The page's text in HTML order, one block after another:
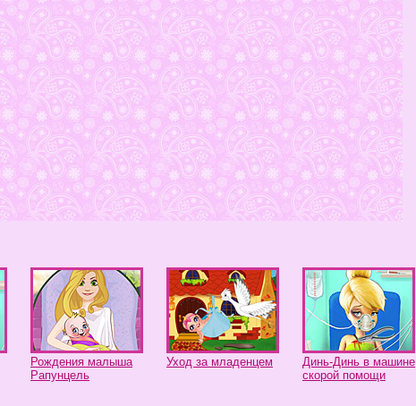
Рождения малыша
Рапунцель
Уход за младенцем
Динь-Динь в машине
скорой помощи